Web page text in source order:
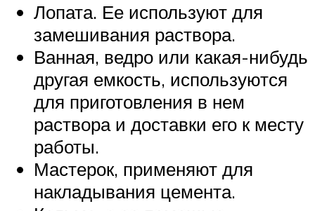
Лопата. Ее используют для
замешивания раствора.
Ванная, ведро или какая-нибудь
другая емкость, используются
для приготовления в нем
раствора и доставки его к месту
работы.
Мастерок, применяют для
накладывания цемента.